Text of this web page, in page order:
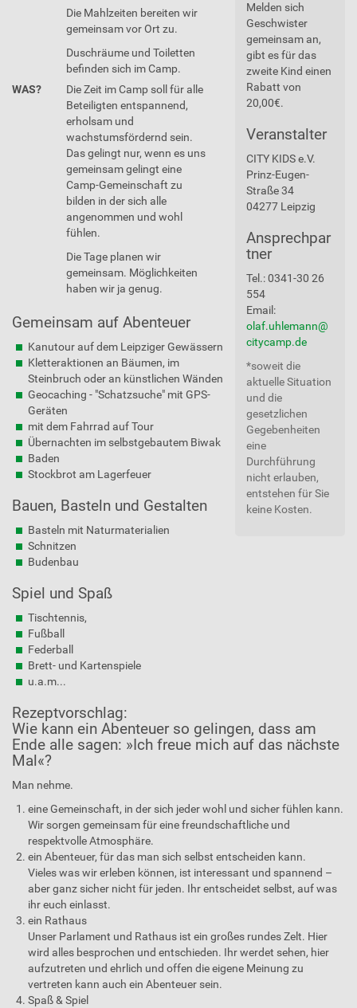
Melden sich
Geschwister
gemeinsam an,
gibt es für das
zweite Kind einen
Rabatt von
20,00€.
Veranstalter
CITY KIDS e.V.
Prinz-Eugen-
Straße 34
04277 Leipzig
Ansprechpar
tner
Tel.: 0341-30 26
554
Email:
olaf.uhlemann@
citycamp.de
*soweit die
aktuelle Situation
und die
gesetzlichen
Gegebenheiten
eine
Durchführung
nicht erlauben,
entstehen für Sie
keine Kosten.
Die Mahlzeiten bereiten wir
gemeinsam vor Ort zu.
Duschräume und Toiletten
befinden sich im Camp.
WAS?
Die Zeit im Camp soll für alle
Beteiligten entspannend,
erholsam und
wachstumsfördernd sein.
Das gelingt nur, wenn es uns
gemeinsam gelingt eine
Camp-Gemeinschaft zu
bilden in der sich alle
angenommen und wohl
fühlen.
Die Tage planen wir
gemeinsam. Möglichkeiten
haben wir ja genug.
Gemeinsam auf Abenteuer
Kanutour auf dem Leipziger Gewässern
Kletteraktionen an Bäumen, im
Steinbruch oder an künstlichen Wänden
Geocaching - "Schatzsuche" mit GPS-
Geräten
mit dem Fahrrad auf Tour
Übernachten im selbstgebautem Biwak
Baden
Stockbrot am Lagerfeuer
Bauen, Basteln und Gestalten
Basteln mit Naturmaterialien
Schnitzen
Budenbau
Spiel und Spaß
Tischtennis,
Fußball
Federball
Brett- und Kartenspiele
u.a.m...
Rezeptvorschlag:
Wie kann ein Abenteuer so gelingen, dass am
Ende alle sagen: »Ich freue mich auf das nächste
Mal«?
Man nehme.
eine Gemeinschaft, in der sich jeder wohl und sicher fühlen kann.
Wir sorgen gemeinsam für eine freundschaftliche und
respektvolle Atmosphäre.
ein Abenteuer, für das man sich selbst entscheiden kann.
Vieles was wir erleben können, ist interessant und spannend –
aber ganz sicher nicht für jeden. Ihr entscheidet selbst, auf was
ihr euch einlasst.
ein Rathaus
Unser Parlament und Rathaus ist ein großes rundes Zelt. Hier
wird alles besprochen und entschieden. Ihr werdet sehen, hier
aufzutreten und ehrlich und offen die eigene Meinung zu
vertreten kann auch ein Abenteuer sein.
Spaß & Spiel